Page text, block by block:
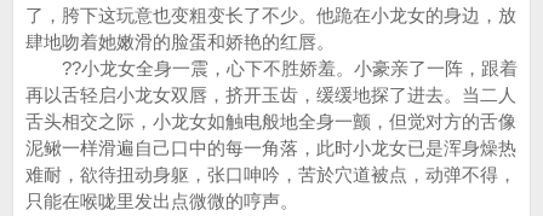
了，胯下这玩意也变粗变长了不少。他跪在小龙女的身边，放
肆地吻着她嫩滑的脸蛋和娇艳的红唇。
??小龙女全身一震，心下不胜娇羞。小豪亲了一阵，跟着
再以舌轻启小龙女双唇，挤开玉齿，缓缓地探了进去。当二人
舌头相交之际，小龙女如触电般地全身一颤，但觉对方的舌像
泥鳅一样滑遍自己口中的每一角落，此时小龙女已是浑身燥热
难耐，欲待扭动身躯，张口呻吟，苦於穴道被点，动弹不得，
只能在喉咙里发出点微微的哼声。